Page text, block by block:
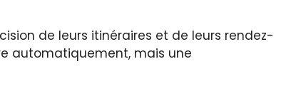
de leurs itinéraires et de leurs rendez-
automatiquement, mais une